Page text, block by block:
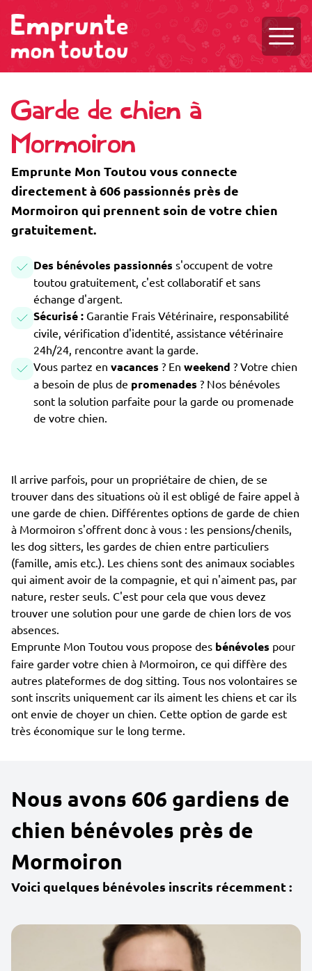
Garde de chien à
Mormoiron
Emprunte Mon Toutou vous connecte
directement à 606 passionnés près de
Mormoiron qui prennent soin de votre chien
gratuitement.
Des bénévoles passionnés s'occupent de votre
toutou gratuitement, c'est collaboratif et sans
échange d'argent.
Sécurisé : Garantie Frais Vétérinaire, responsabilité
civile, vérification d'identité, assistance vétérinaire
24h/24, rencontre avant la garde.
Vous partez en vacances ? En weekend ? Votre chien
a besoin de plus de promenades ? Nos bénévoles
sont la solution parfaite pour la garde ou promenade
de votre chien.
Il arrive parfois, pour un propriétaire de chien, de se
trouver dans des situations où il est obligé de faire appel à
une garde de chien. Différentes options de garde de chien
à Mormoiron s'offrent donc à vous : les pensions/chenils,
les dog sitters, les gardes de chien entre particuliers
(famille, amis etc.). Les chiens sont des animaux sociables
qui aiment avoir de la compagnie, et qui n'aiment pas, par
nature, rester seuls. C'est pour cela que vous devez
trouver une solution pour une garde de chien lors de vos
absences.
Emprunte Mon Toutou vous propose des bénévoles pour
faire garder votre chien à Mormoiron, ce qui diffère des
autres plateformes de dog sitting. Tous nos volontaires se
sont inscrits uniquement car ils aiment les chiens et car ils
ont envie de choyer un chien. Cette option de garde est
très économique sur le long terme.
Nous avons 606 gardiens de
chien bénévoles près de
Mormoiron
Voici quelques bénévoles inscrits récemment :